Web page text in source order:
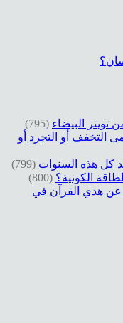
البيضاء (795)
التخفف أو التجرد أو
كل هذه السنوات (799)
الكونية؟ (800)
عن هدي القرآن في